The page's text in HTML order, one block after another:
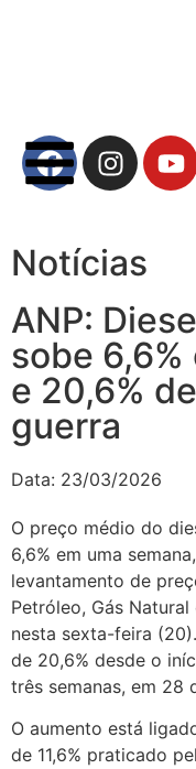
Notícias
ANP:
sobe 6,6%
e 20,6%
guerra
Data: 23/03/2026
O preço médio do
6,6% em uma
levantamento de
Petróleo, Gás
nesta sexta-feira
de 20,6% desde o
três semanas, em 28
O aumento está
de 11,6% praticado